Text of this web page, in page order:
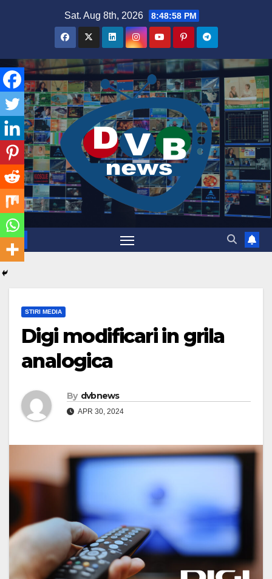
Sat. Aug 8th, 2026 8:48:58 PM
STIRI MEDIA
Digi modificari in grila
analogica
By dvbnews
APR 30, 2024